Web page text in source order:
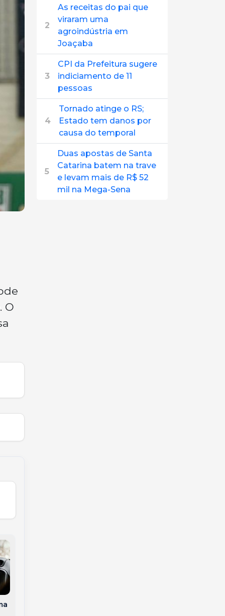
O
2
As receitas do pai que
viraram uma
agroindústria em
Joaçaba
3
CPI da Prefeitura sugere
indiciamento de 11
pessoas
4
Tornado atinge o RS;
Estado tem danos por
causa do temporal
5
Duas apostas de Santa
Catarina batem na trave
e levam mais de R$ 52
mil na Mega-Sena